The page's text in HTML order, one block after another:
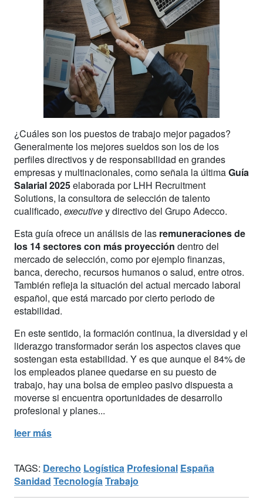
¿Cuáles son los puestos de trabajo mejor pagados?
Generalmente los mejores sueldos son los de los
perfiles directivos y de responsabilidad en grandes
empresas y multinacionales, como señala la últimaGuía
Salarial 2025elaborada por LHH Recruitment
Solutions, la consultora de selección de talento
cualificado, executivey directivo del Grupo Adecco.
Esta guía ofrece un análisis de las remuneraciones de
los 14 sectores con más proyección dentro del
mercado de selección, como por ejemplo finanzas,
banca, derecho, recursos humanos o salud, entre otros.
También refleja la situación del actual mercado laboral
español, que está marcado por cierto periodo de
estabilidad.
En este sentido, la formación continua, la diversidad y el
liderazgo transformador serán los aspectos claves que
sostengan esta estabilidad. Y es que aunque el 84% de
los empleados planee quedarse en su puesto de
trabajo, hay una bolsa de empleo pasivo dispuesta a
moverse si encuentra oportunidades de desarrollo
profesional y planes...
leer más
TAGS: Derecho Logística Profesional España
Sanidad Tecnología Trabajo